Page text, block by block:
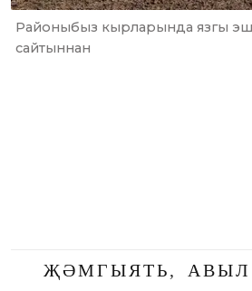
Районыбыз кырларында язгы
сайтыннан
ҖӘМГЫЯТЬ,